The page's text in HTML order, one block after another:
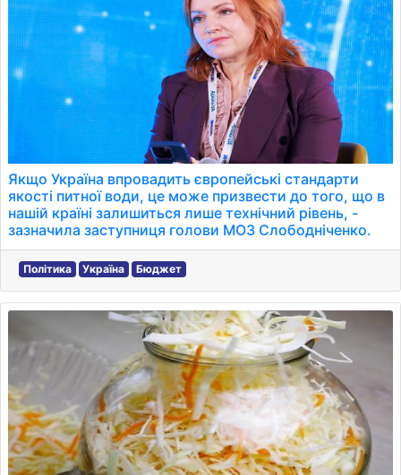
Якщо Україна впровадить європейські стандарти
якості питної води, це може призвести до того, що в
нашій країні залишиться лише технічний рівень, -
зазначила заступниця голови МОЗ Слободніченко.
Політика Україна Бюджет